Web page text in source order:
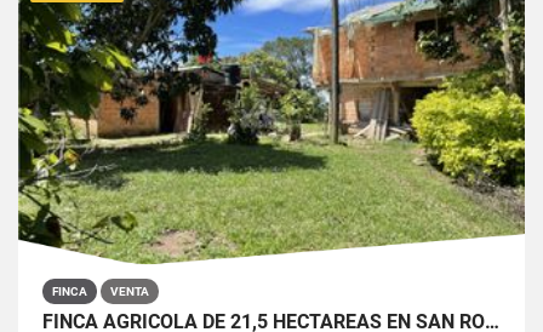
FINCA VENTA
FINCA AGRÍCOLA DE 21,5 HECTÁREAS EN SAN ROQUE, ANTIOQUIA